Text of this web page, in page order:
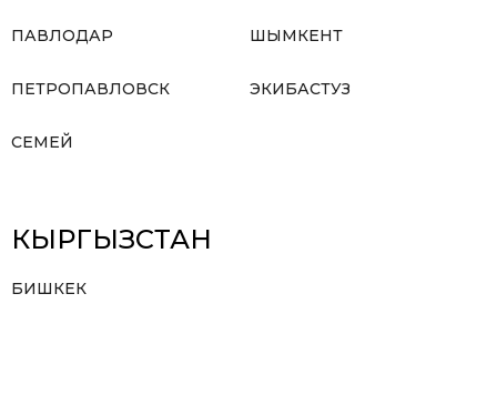
ПАВЛОДАР
ПЕТРОПАВЛОВСК
СЕМЕЙ
ШЫМКЕНТ
ЭКИБАСТУЗ
КЫРГЫЗСТАН
БИШКЕК